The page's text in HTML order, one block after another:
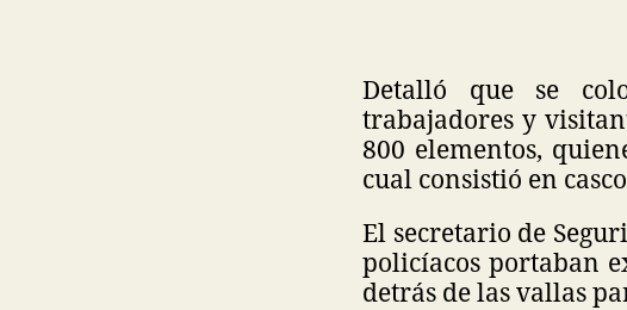
Detalló que se
trabajadores y
800 elementos,
cual consistió en
El secretario de
policíacos portaban
detrás de las vallas